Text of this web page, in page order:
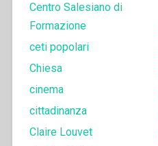
Centro Salesiano di
Formazione
ceti popolari
Chiesa
cinema
cittadinanza
Claire Louvet